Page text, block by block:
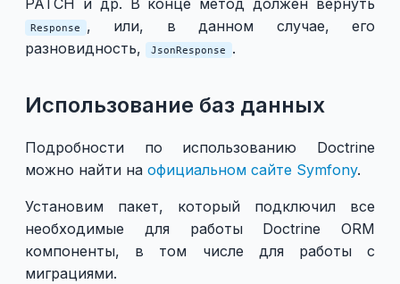
PATCH и др. В конце метод должен вернуть
Response , или, в данном случае, его
разновидность,
JsonResponse .
Использование баз данных
Подробности по использованию Doctrine
можно найти на официальном сайте Symfony.
Установим пакет, который подключил все
необходимые для работы Doctrine ORM
компоненты, в том числе для работы с
миграциями.